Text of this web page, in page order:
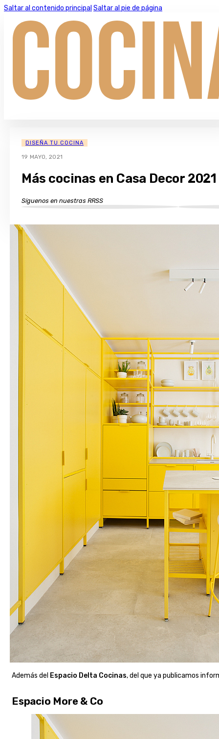
Saltar al contenido principal Saltar al pie de página
DISEÑA TU COCINA
19 MAYO, 2021
Más cocinas en Casa Decor 2021
Síguenos en nuestras RRSS
Además del Espacio Delta Cocinas, del que ya publicamos
Espacio More & Co